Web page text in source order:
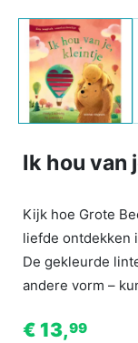
Ik hou van
Kijk hoe Grote
liefde ontdekken
De gekleurde
andere vorm –
€ 13,99